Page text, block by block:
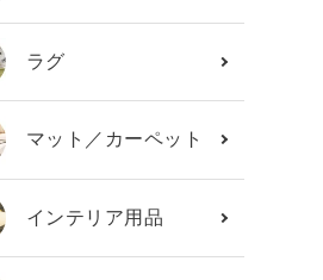
す
ラグ
マット／カーペット
インテリア用品